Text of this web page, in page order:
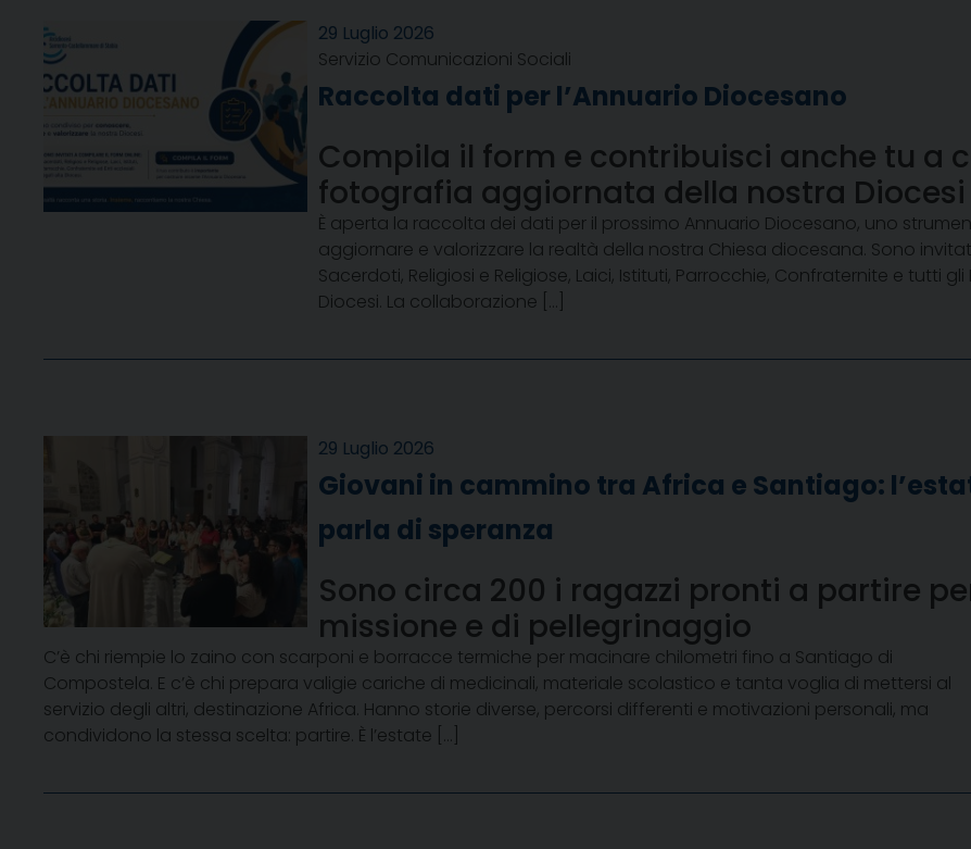
29 Luglio 2026
Servizio Comunicazioni Sociali
Raccolta dati per l’Annuario Diocesano
Compila il form e contribuisci anche tu a
fotografia aggiornata della nostra Diocesi
È aperta la raccolta dei dati per il prossimo Annuario Diocesano, uno
aggiornare e valorizzare la realtà della nostra Chiesa diocesana. Sono
Sacerdoti, Religiosi e Religiose, Laici, Istituti, Parrocchie, Confraternite e tutti
Diocesi. La collaborazione […]
29 Luglio 2026
Giovani in cammino tra Africa e Santiago:
parla di speranza
Sono circa 200 i ragazzi pronti a partire
missione e di pellegrinaggio
C’è chi riempie lo zaino con scarponi e borracce termiche per macinare chilometri fino a Santiago di
Compostela. E c’è chi prepara valigie cariche di medicinali, materiale scolastico e tanta voglia di mettersi al
servizio degli altri, destinazione Africa. Hanno storie diverse, percorsi differenti e motivazioni personali, ma
condividono la stessa scelta: partire. È l’estate […]